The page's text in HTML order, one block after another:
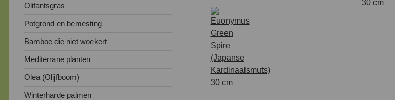
Olifantsgras
Potgrond en bemesting
Bamboe die niet woekert
Mediterrane planten
Olea (Olijfboom)
Winterharde palmen